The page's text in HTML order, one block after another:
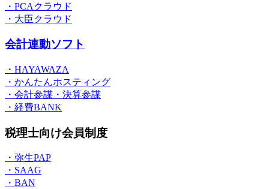
・PCAクラウド
・大臣クラウド
会計連動ソフト
・HAYAWAZA
・かんたんホスティング
・会計参謀・決算参謀
・経費BANK
税理士向け会員制度
・弥生PAP
・SAAG
・BAN